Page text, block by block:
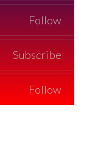
Follow
Subscribe
Follow